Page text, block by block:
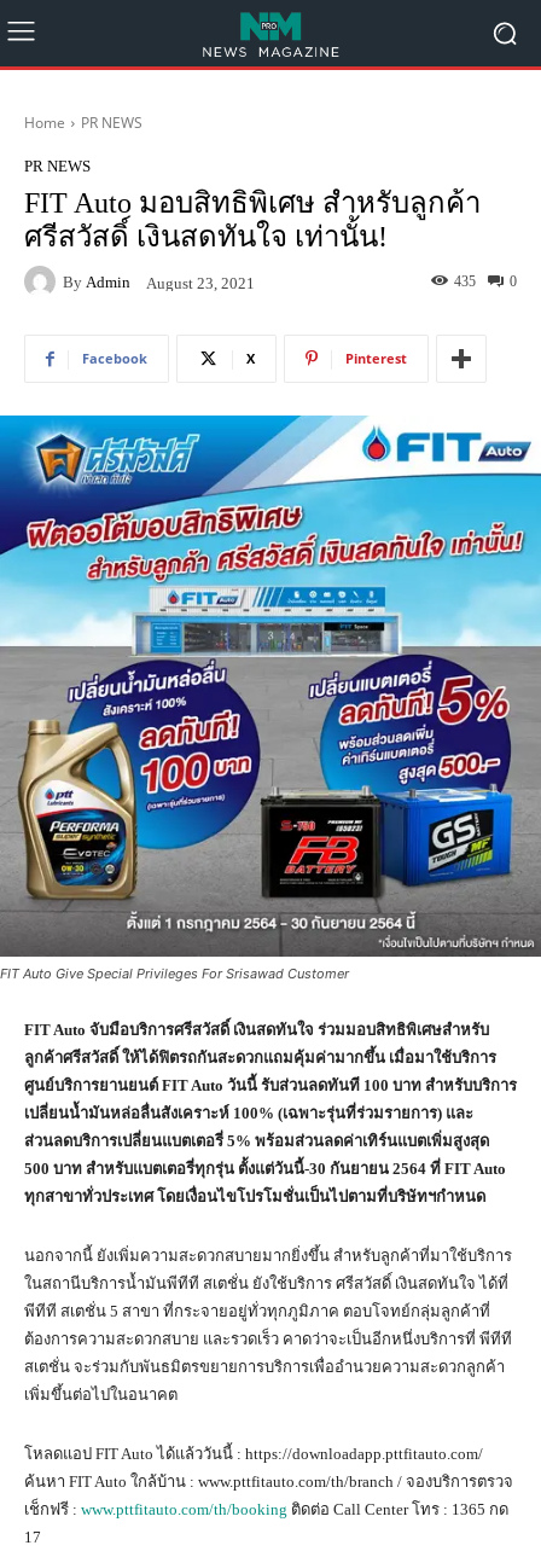
Home PR NEWS
PR NEWS
FIT Auto มอบสิทธิพิเศษ สำหรับลูกค้า
ศรีสวัสดิ์ เงินสดทันใจ เท่านั้น!
By Admin August 23, 2021 0
435
Facebook X Pinterest
FIT Auto Give Special Privileges For Srisawad Customer
FIT Auto จับมือบริการศรีสวัสดิ์ เงินสดทันใจ ร่วมมอบสิทธิพิเศษสำหรับ
ลูกค้าศรีสวัสดิ์ ให้ได้ฟิตรถกันสะดวกแถมคุ้มค่ามากขึ้น เมื่อมาใช้บริการ
ศูนย์บริการยานยนต์ FIT Auto วันนี้ รับส่วนลดทันที 100 บาท สำหรับบริการ
เปลี่ยนน้ำมันหล่อลื่นสังเคราะห์ 100% (เฉพาะรุ่นที่ร่วมรายการ) และ
ส่วนลดบริการเปลี่ยนแบตเตอรี่ 5% พร้อมส่วนลดค่าเทิร์นแบตเพิ่มสูงสุด
500 บาท สำหรับแบตเตอรี่ทุกรุ่น ตั้งแต่วันนี้-30 กันยายน 2564 ที่ FIT Auto
ทุกสาขาทั่วประเทศ โดยเงื่อนไขโปรโมชั่นเป็นไปตามที่บริษัทฯกำหนด
นอกจากนี้ ยังเพิ่มความสะดวกสบายมากยิ่งขึ้น สำหรับลูกค้าที่มาใช้บริการ
ในสถานีบริการน้ำมันพีทีที สเตชั่น ยังใช้บริการ ศรีสวัสดิ์ เงินสดทันใจ ได้ที่
พีทีที สเตชั่น 5 สาขา ที่กระจายอยู่ทั่วทุกภูมิภาค ตอบโจทย์กลุ่มลูกค้าที่
ต้องการความสะดวกสบาย และรวดเร็ว คาดว่าจะเป็นอีกหนึ่งบริการที่ พีทีที
สเตชั่น จะร่วมกับพันธมิตรขยายการบริการเพื่ออำนวยความสะดวกลูกค้า
เพิ่มขึ้นต่อไปในอนาคต
โหลดแอป FIT Auto ได้แล้ววันนี้ : https://downloadapp.pttfitauto.com/
ค้นหา FIT Auto ใกล้บ้าน : www.pttfitauto.com/th/branch / จองบริการตรวจ
เช็กฟรี : www.pttfitauto.com/th/booking ติดต่อ Call Center โทร : 1365 กด
17